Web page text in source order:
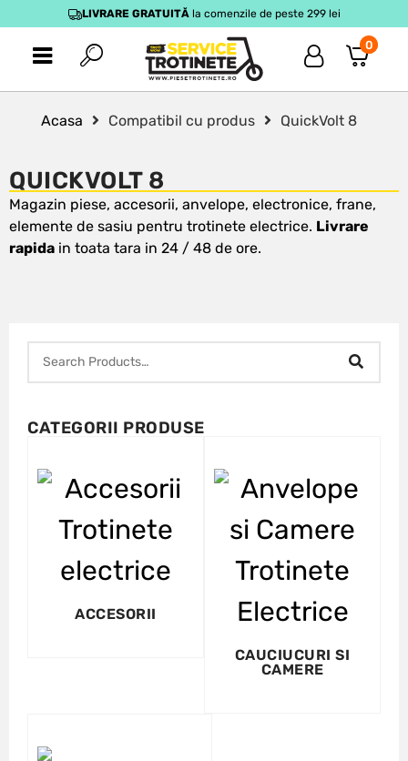
LIVRARE GRATUITĂla comenzile de peste 299 lei
0
Acasa Compatibil cu produs QuickVolt 8
QUICKVOLT 8
Magazin piese, accesorii, anvelope, electronice, frane,
elemente de sasiu pentru trotinete electrice. Livrare
rapida in toata tara in 24 / 48 de ore.
CATEGORII PRODUSE
ACCESORII
CAUCIUCURI SI
CAMERE